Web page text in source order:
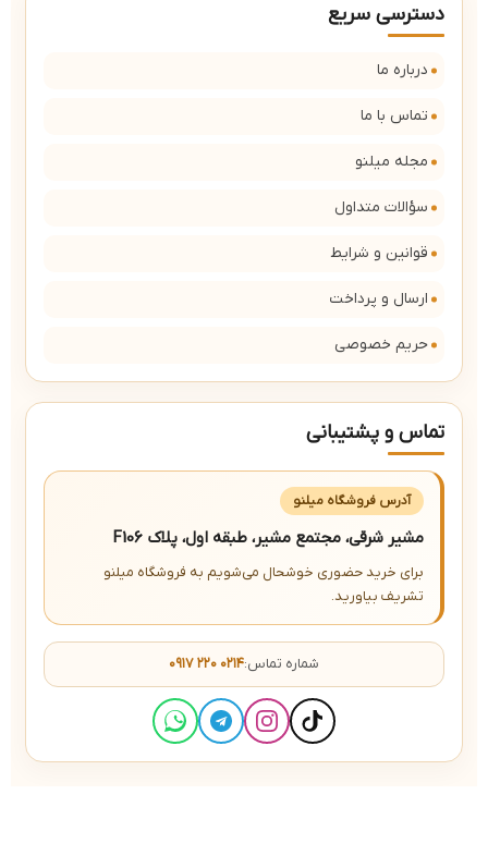
دسترسی سریع
درباره ما
تماس با ما
مجله میلنو
سؤالات متداول
قوانین و شرایط
ارسال و پرداخت
حریم خصوصی
تماس و پشتیبانی
آدرس فروشگاه میلنو
مشیر شرقی، مجتمع مشیر، طبقه اول، پلاک F106
برای خرید حضوری خوشحال می‌شویم به فروشگاه میلنو
تشریف بیاورید.
شماره تماس:۰۹۱۷ ۲۲۰ ۰۲۱۴